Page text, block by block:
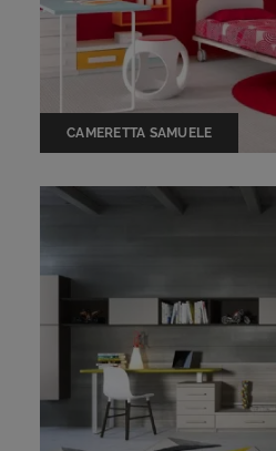
CAMERETTA SAMUELE